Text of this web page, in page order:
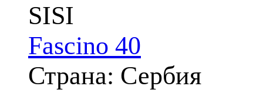
SISI
Fascino 40
Страна: Сербия